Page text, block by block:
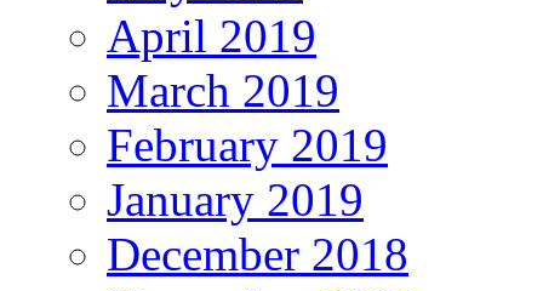
April 2019
March 2019
February 2019
January 2019
December 2018